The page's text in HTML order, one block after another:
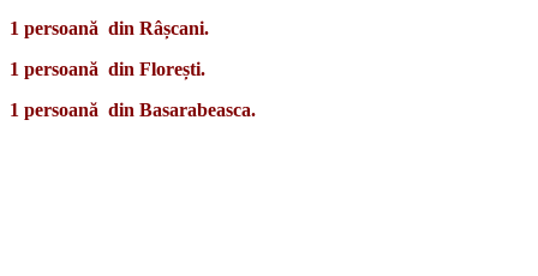
1 persoană din Râșcani.
1 persoană din Florești.
1 persoană din Basarabeasca.